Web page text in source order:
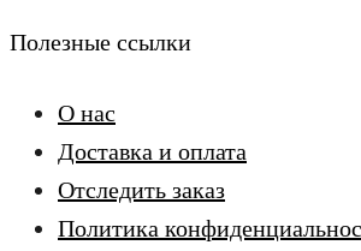
Полезные ссылки
О нас
Доставка и оплата
Отследить заказ
Политика